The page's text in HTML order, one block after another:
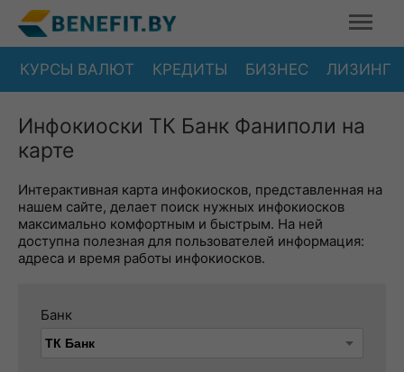
КУРСЫ ВАЛЮТ КРЕДИТЫ БИЗНЕС ЛИЗИНГ
Инфокиоски ТК Банк Фаниполи на
карте
Интерактивная карта инфокиосков, представленная на
нашем сайте, делает поиск нужных инфокиосков
максимально комфортным и быстрым. На ней
доступна полезная для пользователей информация:
адреса и время работы инфокиосков.
Банк